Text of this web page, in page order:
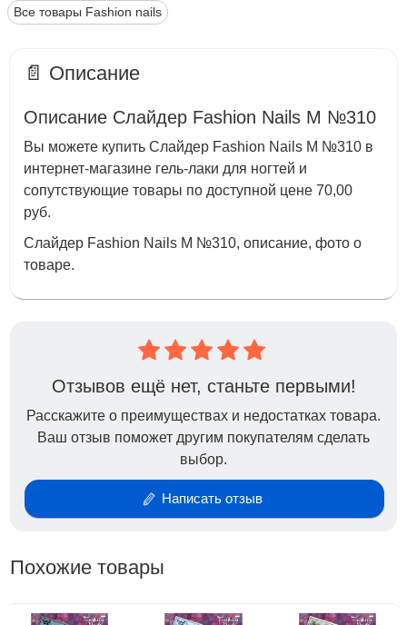
Все товары Fashion nails
📄 Описание
Описание Слайдер Fashion Nails M №310
Вы можете купить Слайдер Fashion Nails M №310 в
интернет-магазине гель-лаки для ногтей и
сопутствующие товары по доступной цене 70,00
руб.
Слайдер Fashion Nails M №310, описание, фото о
товаре.
Отзывов ещё нет, станьте первыми!
Расскажите о преимуществах и недостатках товара.
Ваш отзыв поможет другим покупателям сделать
выбор.
Написать отзыв
Похожие товары